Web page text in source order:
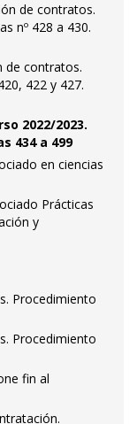
de contratos.
nº 428 a 430.
de contratos.
422 y 427.
2022/2023.
434 a 499
en ciencias
Prácticas
y
Procedimiento
Procedimiento
fin al